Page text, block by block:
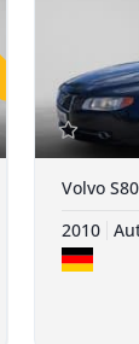
Volvo S80
2010